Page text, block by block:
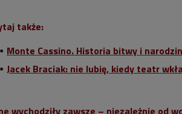
także:
Monte Cassino. Historia bitwy i
Jacek Braciak: nie lubię, kiedy teatr